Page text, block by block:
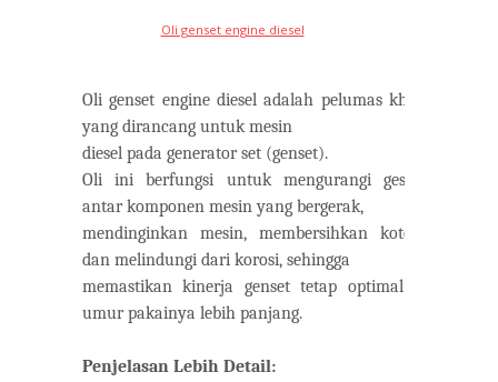
Oli genset engine diesel
Oli genset engine diesel adalah pelumas khusus
yang dirancang untuk mesin
diesel pada generator set (genset).
Oli ini berfungsi untuk mengurangi gesekan
antar komponen mesin yang bergerak,
mendinginkan mesin, membersihkan kotoran,
dan melindungi dari korosi, sehingga
memastikan kinerja genset tetap optimal dan
umur pakainya lebih panjang.
Penjelasan Lebih Detail: